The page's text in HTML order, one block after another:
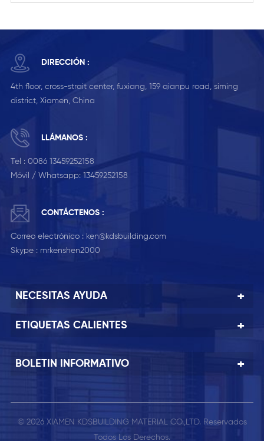
DIRECCIÓN :
4th floor, cross-strait center, fuxiang, 159 qianpu road, siming
district, Xiamen, China
LLÁMANOS :
Tel : 0086 13459252158
Móvil / Whatsapp: 13459252158
CONTÁCTENOS :
Correo electrónico : ken@kdsbuilding.com
Skype : mrkenshen2000
NECESITAS AYUDA
ETIQUETAS CALIENTES
BOLETIN INFORMATIVO
© 2026 XIAMEN KDSBUILDING MATERIAL CO.,LTD. Reservados
Todos Los Derechos.